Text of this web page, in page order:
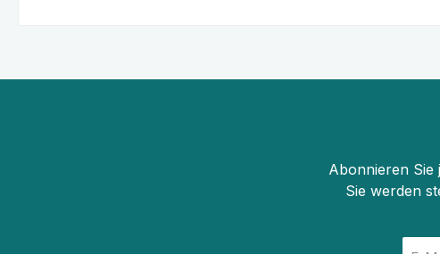
Abonnieren Sie
Sie werden